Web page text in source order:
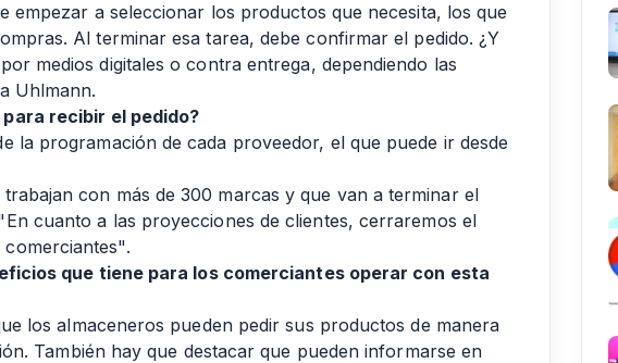
empezar a seleccionar los productos que necesita, los que
Al terminar esa tarea, debe confirmar el pedido. ¿Y
medios digitales o contra entrega, dependiendo las
Uhlmann.
recibir el pedido?
la programación de cada proveedor, el que puede ir desde
con más de 300 marcas y que van a terminar el
cuanto a las proyecciones de clientes, cerraremos el
que tiene para los comerciantes operar con esta
los almaceneros pueden pedir sus productos de manera
También hay que destacar que pueden informarse en